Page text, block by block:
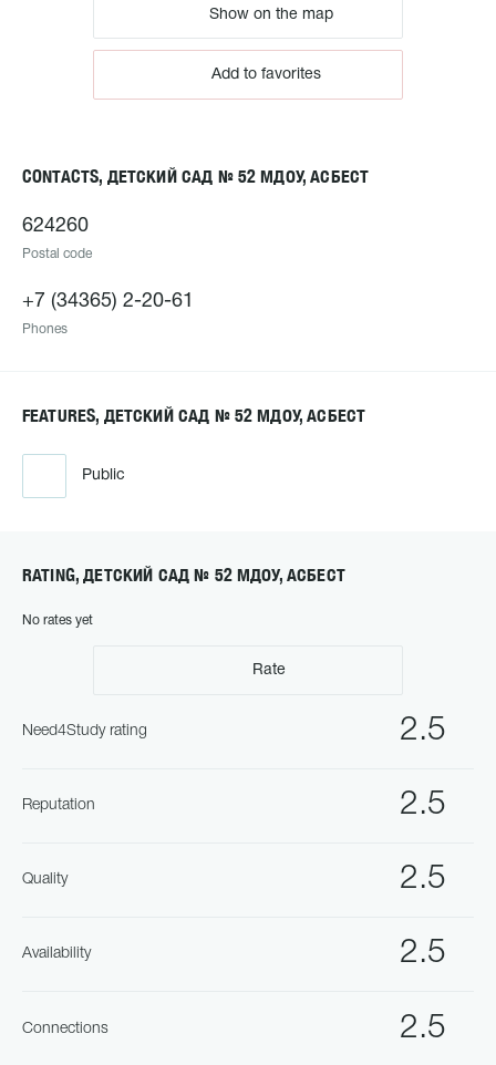
Show on the map
Add to favorites
CONTACTS, ДЕТСКИЙ САД № 52 МДОУ, АСБЕСТ
624260
Postal code
+7 (34365) 2-20-61
Phones
FEATURES, ДЕТСКИЙ САД № 52 МДОУ, АСБЕСТ
Public
RATING, ДЕТСКИЙ САД № 52 МДОУ, АСБЕСТ
No rates yet
Rate
2.5
Need4Study rating
2.5
Reputation
2.5
Quality
2.5
Availability
2.5
Connections